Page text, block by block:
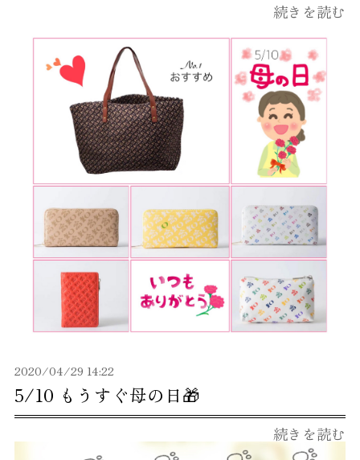
続きを読む
5/10 もうすぐ母の日🎁
2020/04/29 14:22
続きを読む